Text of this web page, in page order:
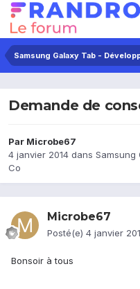
Samsung Galaxy Tab -
Demande de
Par Microbe67
4 janvier 2014 dans Samsung
Co
Microbe67
Posté(e) 4 janvier
Bonsoir à tous